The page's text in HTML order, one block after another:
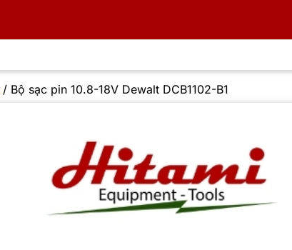
/ Bộ sạc pin 10.8-18V Dewalt DCB1102-B1